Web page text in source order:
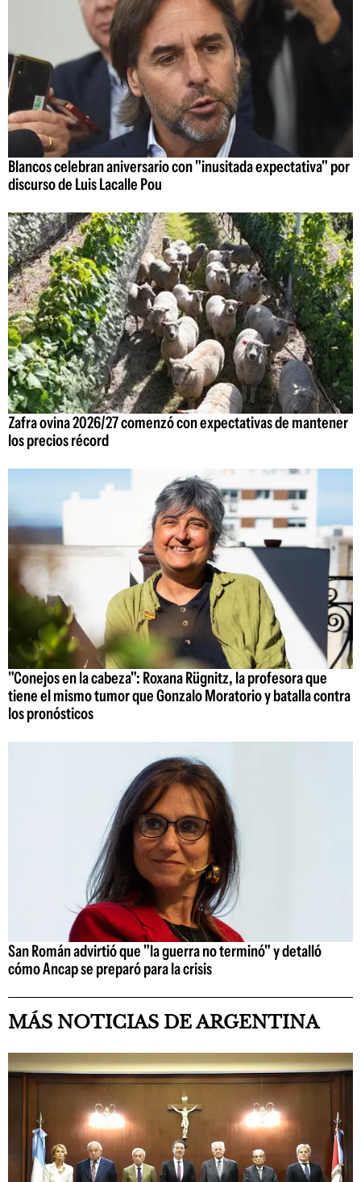
Blancos celebran aniversario con "inusitada expectativa" por
discurso de Luis Lacalle Pou
Zafra ovina 2026/27 comenzó con expectativas de mantener
los precios récord
"Conejos en la cabeza": Roxana Rügnitz, la profesora que
tiene el mismo tumor que Gonzalo Moratorio y batalla contra
los pronósticos
San Román advirtió que "la guerra no terminó" y detalló
cómo Ancap se preparó para la crisis
MÁS NOTICIAS DE ARGENTINA